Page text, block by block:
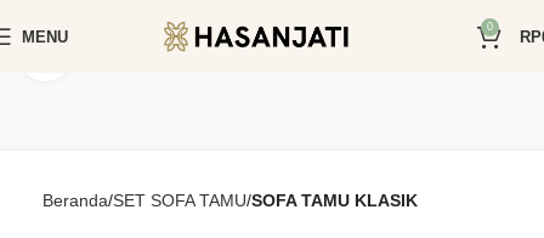
MENU
0
RP
Click to enlarge
Beranda SET SOFA TAMU SOFA TAMU KLASIK